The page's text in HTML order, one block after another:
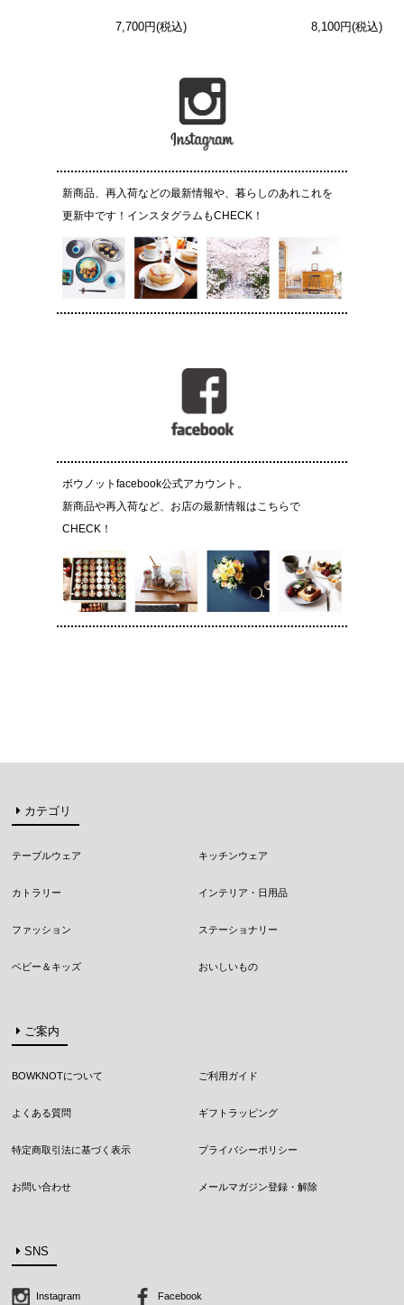
7,700円(税込) 8,100円(税込)
新商品、再入荷などの最新情報や、暮らしのあれこれを
更新中です！インスタグラムもCHECK！
ボウノットfacebook公式アカウント。
新商品や再入荷など、お店の最新情報はこちらで
CHECK！
カテゴリ
テーブルウェア キッチンウェア
カトラリー インテリア・日用品
ファッション ステーショナリー
ベビー＆キッズ おいしいもの
ご案内
BOWKNOTについて ご利用ガイド
よくある質問 ギフトラッピング
特定商取引法に基づく表示 プライバシーポリシー
お問い合わせ メールマガジン登録・解除
SNS
Instagram Facebook